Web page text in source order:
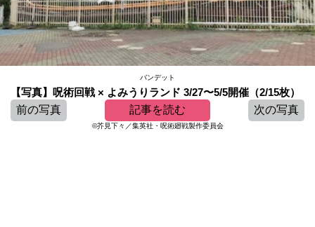
バンデット
【写真】呪術回戦 × よみうりランド 3/27〜5/5開催（2/15枚）
前の写真
記事を読む 次の写真
©芥見下々／集英社・呪術廻戦製作委員会